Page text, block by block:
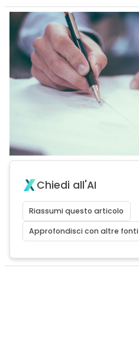
Chiedi all'AI
Riassumi questo articolo
Approfondisci con altre fonti